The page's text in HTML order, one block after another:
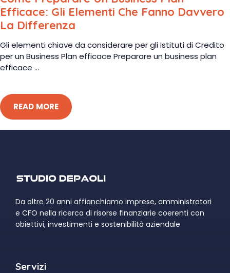
Efficace: Gli Elementi Che Fanno Davvero
La Differenza
Gli elementi chiave da considerare per gli Istituti di Credito
per un Business Plan efficace Preparare un business plan
efficace ...
READ MORE
Da oltre 20 anni affianchiamo imprese, amministratori
e CFO nella ricerca di risorse finanziarie coerenti con
obiettivi, investimenti e sostenibilità aziendale
Servizi